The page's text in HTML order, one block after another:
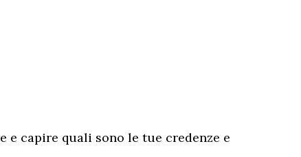
capire quali sono le tue credenze e